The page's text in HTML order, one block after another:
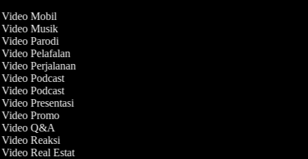
Video Mobil
Video Musik
Video Parodi
Video Pelafalan
Video Perjalanan
Video Podcast
Video Podcast
Video Presentasi
Video Promo
Video Q&A
Video Reaksi
Video Real Estat